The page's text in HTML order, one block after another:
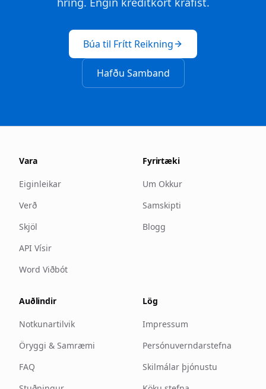
Búa til Frítt Reikning
Hafðu Samband
Vara
Eiginleikar
Verð
Skjöl
API Vísir
Word Viðbót
Fyrirtæki
Um Okkur
Samskipti
Blogg
Auðlindir
Notkunartilvik
Öryggi & Samræmi
FAQ
Lög
Impressum
Persónuverndarstefna
Skilmálar þjónustu